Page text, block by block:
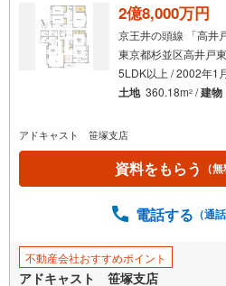
2億8,000万円
京王井の頭線 「高井
東京都杉並区高井戸
5LDK以上 / 2002年1
土地 360.18m2 /建物
アドキャスト 笹塚支店
資料をもらう （
電話する （通
不動産会社おすすめポイント
アドキャスト 笹塚支店